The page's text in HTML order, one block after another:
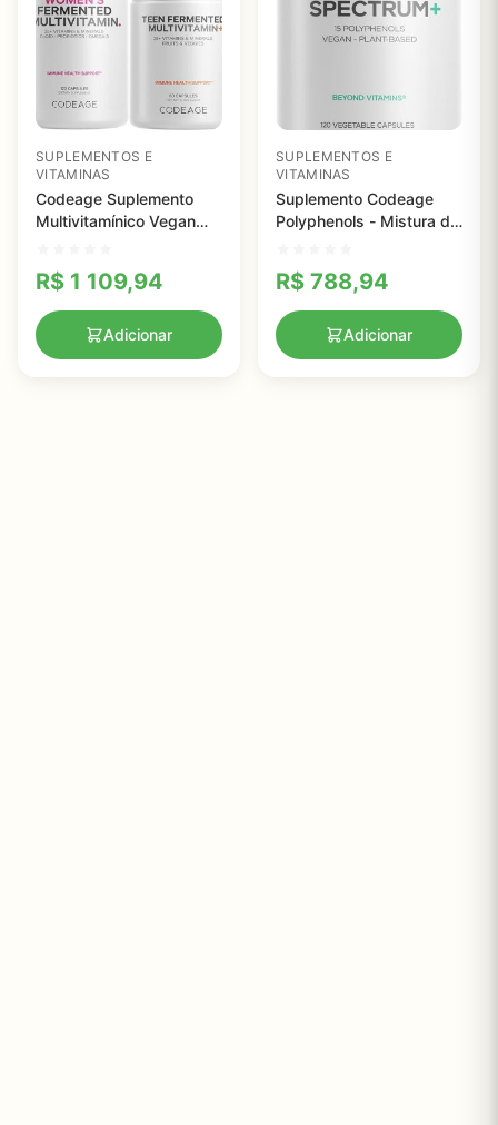
SUPLEMENTOS E
VITAMINAS
Codeage Suplemento
Multivitamínico Vegan
Imunológico Completo
R$ 1 109,94
Adicionar
SUPLEMENTOS E
VITAMINAS
Suplemento Codeage
Polyphenols - Mistura de
Antioxidante Completo
R$ 788,94
Adicionar